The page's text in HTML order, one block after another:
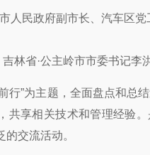
民政府副市长、汽车区党
省·公主岭市市委书记李
”为主题，全面盘点和总
共享相关技术和管理经验
交流活动。